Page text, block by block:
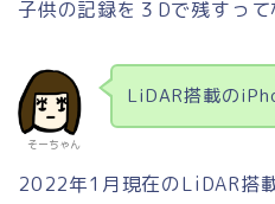
子供の記録を３Dで残すっ
そーちゃん
LiDAR搭載の
2022年1月現在のLiDAR搭